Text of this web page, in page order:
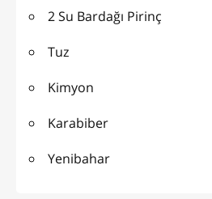
2 Su Bardağı Pirinç
Tuz
Kimyon
Karabiber
Yenibahar